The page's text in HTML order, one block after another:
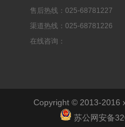
售后热线：025-68781227
渠道热线：025-68781226
在线咨询：
Copyright © 2013-2016
苏公网安备